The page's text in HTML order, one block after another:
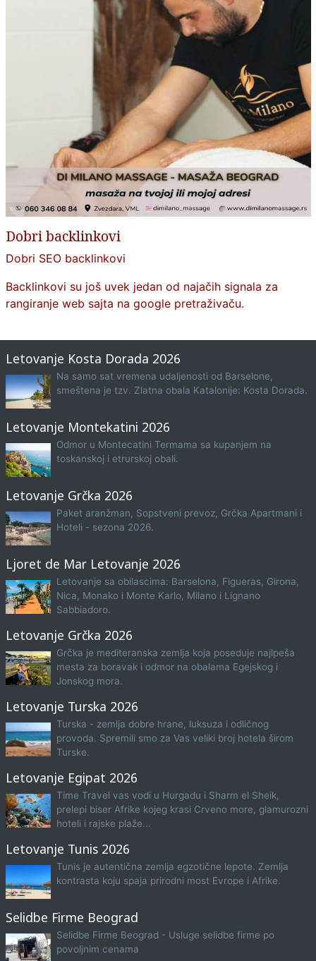
Dobri backlinkovi
Dobri SEO backlinkovi
Backlinkovi su još uvek jedan od najačih signala za
rangiranje web sajta na google pretraživaču.
Letovanje Kosta Dorada 2026
Na samo sat vremena udaljenosti od Barselone,
smeštena je tzv. Zlatna obala Katalonije: Kosta Dorada.
Letovanje Montekatini 2026
Odmor u Montecatini Termama sa kupanjem na
toskanskoj i etrurskoj obali.
Letovanje Grčka 2026
Paket aranžman, Sopstveni prevoz, Grčka Apartmani i
Hoteli - sezona 2026.
Ljoret de Mar Letovanje 2026
Letovanje sa obilascima: Barselona, Figueras, Girona,
Nica, Monako i Monte Karlo, Milano i Lignano
Sabbiadoro.
Letovanje Grčka 2026
Grčka je mediteranska zemlja koja poseduje najlpeša
mesta za boravak i odmor na obalama Egejskog i
Jonskog mora.
Letovanje Turska 2026
Turska - zemlja dobre hrane, luksuza i odličnog
provoda. Spremili smo za Vas veliki broj hotela širom
Turske.
Letovanje Egipat 2026
Time Travel vas vodi u Hurgadu i Sharm el Sheik,
prelepi biser Afrike kojeg krasi Crveno more, glamurozni
hoteli i rajske plaže...
Letovanje Tunis 2026
Tunis je autentična zemlja egzotične lepote. Zemlja
kontrasta koju spaja prirodni most Evrope i Afrike.
Selidbe Firme Beograd
Selidbe Firme Beograd - Usluge selidbe firme po
povoljnim cenama